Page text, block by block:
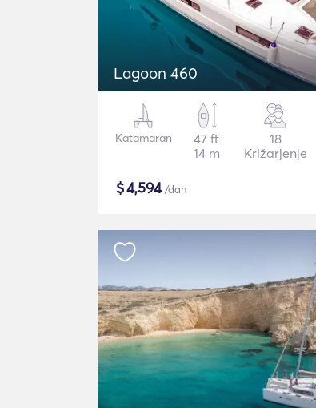
Lagoon 460
Katamaran
47 ft
14 m
18
Križarjenje
$4,594/dan